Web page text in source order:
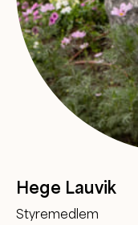
Hege Lauvik
Styremedlem